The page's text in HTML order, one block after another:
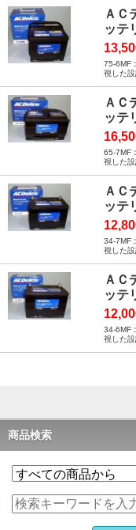
ＡＣ
ッテ
75-6MF
視した
ＡＣ
ッテ
65-7MF
視した
ＡＣ
ッテ
34-7MF
視した
ＡＣ
ッテ
34-6MF
視した
商品検索